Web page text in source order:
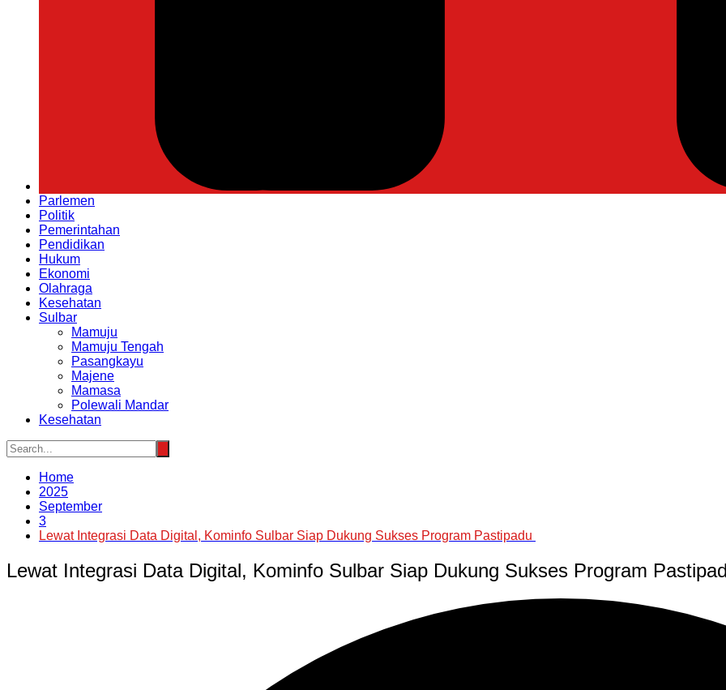
Parlemen
Politik
Pemerintahan
Pendidikan
Hukum
Ekonomi
Olahraga
Kesehatan
Sulbar
Mamuju
Mamuju Tengah
Pasangkayu
Majene
Mamasa
Polewali Mandar
Kesehatan
Home
2025
September
3
Lewat Integrasi Data Digital, Kominfo Sulbar Siap Dukung Sukses Program Pastipadu
Lewat Integrasi Data Digital, Kominfo Sulbar Siap Dukung Sukses Program